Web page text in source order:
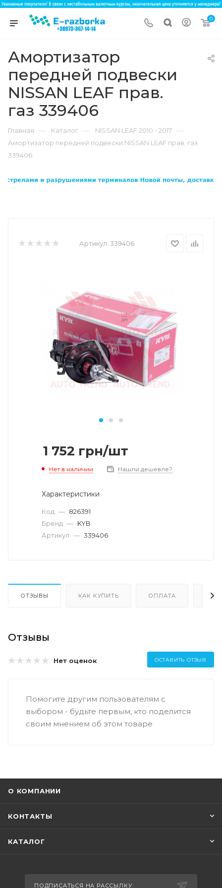
0
Амортизатор
передней подвески
NISSAN LEAF прав.
газ 339406
Главная — Каталог — NISSAN LEAF 2010 - 2017 —
Амортизатор передней подвески NISSAN LEAF прав. газ
339406
Артикул: 339406
1 752 грн/шт
Нет в наличии Нашли дешевле?
Характеристики
Код — 826391
Бренд — KYB
Артикул — 339406
ОТЗЫВЫ КАК КУПИТЬ ОПЛАТА
Отзывы
Нет оценок ОСТАВИТЬ ОТЗЫВ
Помогите другим пользователям с
выбором - будьте первым, кто поделится
своим мнением об этом товаре
О КОМПАНИИ
КОНТАКТЫ
КАТАЛОГ
ПОДПИСАТЬСЯ НА РАССЫЛКУ